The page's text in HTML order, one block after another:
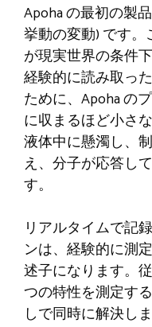
Apoha の最初の製
挙動の変動) です
が現実世界の条件
経験的に読み取っ
ために、Apoha の
に収まるほど小さ
液体中に懸濁し、
え、分子が応答し
す。
リアルタイムで記
ンは、経験的に測
述子になります。
つの特性を測定す
しで同時に解決しま